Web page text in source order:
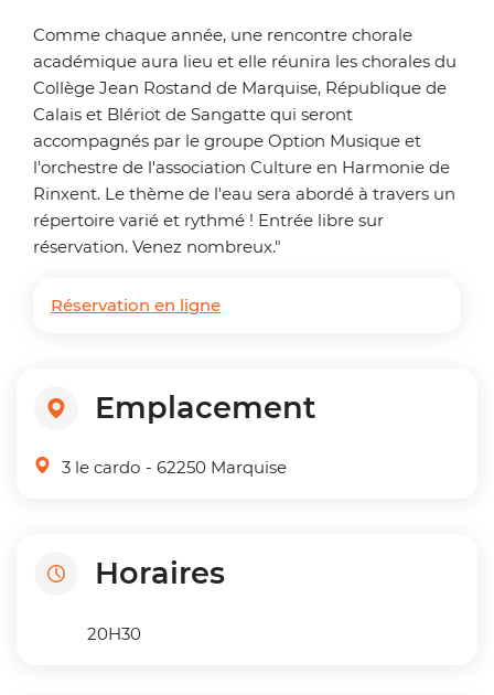
Comme chaque année, une rencontre chorale
académique aura lieu et elle réunira les chorales du
Collège Jean Rostand de Marquise, République de
Calais et Blériot de Sangatte qui seront
accompagnés par le groupe Option Musique et
l'orchestre de l'association Culture en Harmonie de
Rinxent. Le thème de l'eau sera abordé à travers un
répertoire varié et rythmé ! Entrée libre sur
réservation. Venez nombreux."
Réservation en ligne
Emplacement
3 le cardo - 62250 Marquise
Horaires
20H30